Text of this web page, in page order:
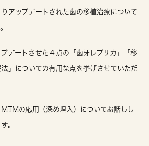
アップデートされた歯の移植治療について
デートさせた４点の「歯牙レプリカ」「移
」についての有用な点を挙げさせていただ
の応用（深め埋入）についてお話しし
。